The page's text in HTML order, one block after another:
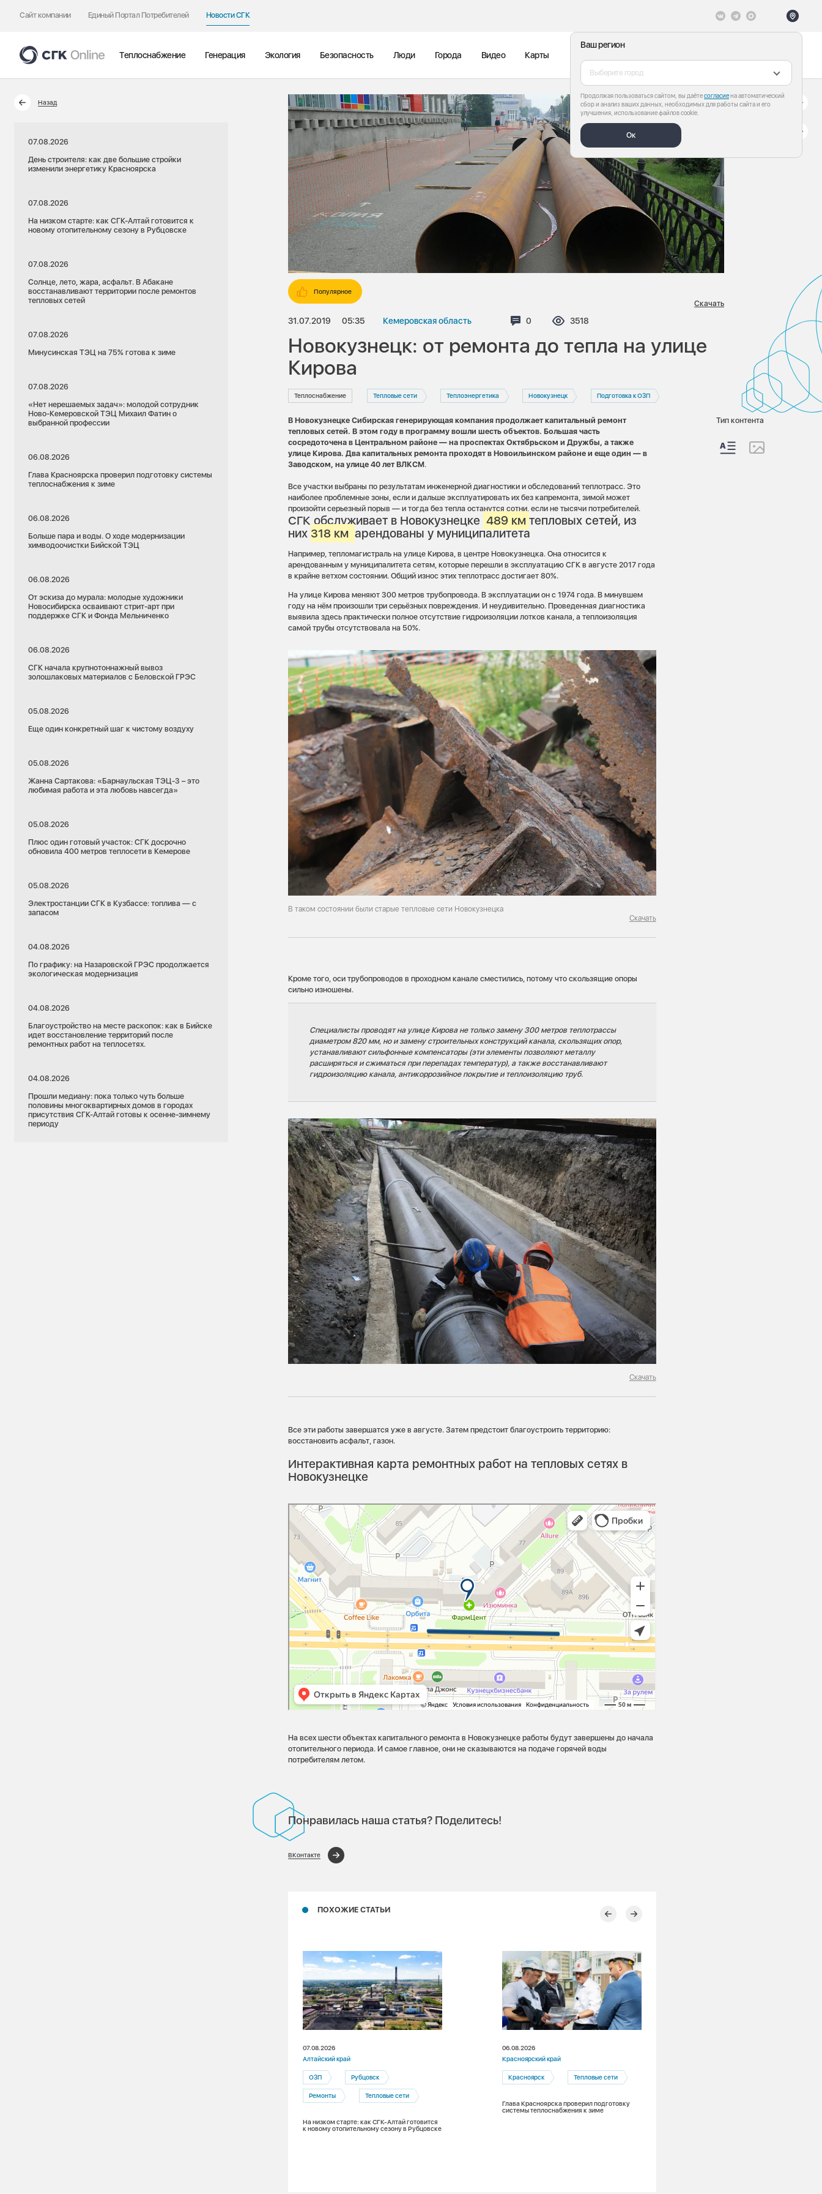
Сайт компании Единый Портал Потребителей Новости СГК
Ваш регион
Выберите город
Продолжая пользоваться сайтом, вы даётесогласиена автоматический
сбор и анализ ваших данных, необходимых для работы сайта и его
улучшения, использование файлов cookie.
Ок
Теплоснабжение Генерация Экология Безопасность Люди Города Видео Карты
Назад
07.08.2026
День строителя: как две большие стройки
изменили энергетику Красноярска
07.08.2026
На низком старте: как СГК-Алтай готовится к
новому отопительному сезону в Рубцовске
07.08.2026
Солнце, лето, жара, асфальт. В Абакане
восстанавливают территории после ремонтов
тепловых сетей
07.08.2026
Минусинская ТЭЦ на 75% готова к зиме
07.08.2026
«Нет нерешаемых задач»: молодой сотрудник
Ново-Кемеровской ТЭЦ Михаил Фатин о
выбранной профессии
06.08.2026
Глава Красноярска проверил подготовку системы
теплоснабжения к зиме
06.08.2026
Больше пара и воды. О ходе модернизации
химводоочистки Бийской ТЭЦ
06.08.2026
От эскиза до мурала: молодые художники
Новосибирска осваивают стрит-арт при
поддержке СГК и Фонда Мельниченко
06.08.2026
СГК начала крупнотоннажный вывоз
золошлаковых материалов с Беловской ГРЭС
05.08.2026
Еще один конкретный шаг к чистому воздуху
05.08.2026
Жанна Сартакова: «Барнаульская ТЭЦ-3 – это
любимая работа и эта любовь навсегда»
05.08.2026
Плюс один готовый участок: СГК досрочно
обновила 400 метров теплосети в Кемерове
05.08.2026
Электростанции СГК в Кузбассе: топлива — с
запасом
04.08.2026
По графику: на Назаровской ГРЭС продолжается
экологическая модернизация
04.08.2026
Благоустройство на месте раскопок: как в Бийске
идет восстановление территорий после
ремонтных работ на теплосетях.
04.08.2026
Прошли медиану: пока только чуть больше
половины многоквартирных домов в городах
присутствия СГК-Алтай готовы к осенне-зимнему
периоду
Популярное
31.07.2019 05:35 Кемеровская область Комментариев:
0 Просмотров:
3518
Скачать
Новокузнецк: от ремонта до тепла на улице
Кирова
Теплоснабжение Тепловые сети Теплоэнергетика Новокузнецк Подготовка к ОЗП
В Новокузнецке Сибирская генерирующая компания продолжает капитальный ремонт
тепловых сетей. В этом году в программу вошли шесть объектов. Большая часть
сосредоточена в Центральном районе — на проспектах Октябрьском и Дружбы, а также
улице Кирова. Два капитальных ремонта проходят в Новоильинском районе и еще один — в
Заводском, на улице 40 лет ВЛКСМ.
Все участки выбраны по результатам инженерной диагностики и обследований теплотрасс. Это
наиболее проблемные зоны, если и дальше эксплуатировать их без капремонта, зимой может
произойти серьезный порыв — и тогда без тепла останутся сотни, если не тысячи потребителей.
СГК обслуживает в Новокузнецке 489 кмтепловых сетей, из
них 318 кмарендованы у муниципалитета
Например, тепломагистраль на улице Кирова, в центре Новокузнецка. Она относится к
арендованным у муниципалитета сетям, которые перешли в эксплуатацию СГК в августе 2017 года
в крайне ветхом состоянии. Общий износ этих теплотрасс достигает 80%.
На улице Кирова меняют 300 метров трубопровода. В эксплуатации он с 1974 года. В минувшем
году на нём произошли три серьёзных повреждения. И неудивительно. Проведенная диагностика
выявила здесь практически полное отсутствие гидроизоляции лотков канала, а теплоизоляция
самой трубы отсутствовала на 50%.
В таком состоянии были старые тепловые сети Новокузнецка
Скачать
Кроме того, оси трубопроводов в проходном канале сместились, потому что скользящие опоры
сильно изношены.
Специалисты проводят на улице Кирова не только замену 300 метров теплотрассы
диаметром 820 мм, но и замену строительных конструкций канала, скользящих опор,
устанавливают сильфонные компенсаторы (эти элементы позволяют металлу
расширяться и сжиматься при перепадах температур), а также восстанавливают
гидроизоляцию канала, антикоррозийное покрытие и теплоизоляцию труб.
Скачать
Все эти работы завершатся уже в августе. Затем предстоит благоустроить территорию:
восстановить асфальт, газон.
Интерактивная карта ремонтных работ на тепловых сетях в
Новокузнецке
На всех шести объектах капитального ремонта в Новокузнецке работы будут завершены до начала
отопительного периода. И самое главное, они не сказываются на подаче горячей воды
потребителям летом.
Понравилась наша статья? Поделитесь!
ВКонтакте
ПОХОЖИЕ СТАТЬИ
07.08.2026
Алтайский край
ОЗП Рубцовск
Ремонты Тепловые сети
На низком старте: как СГК-Алтай готовится
к новому отопительному сезону в Рубцовске
06.08.2026
Красноярский край
Красноярск Тепловые сети
Глава Красноярска проверил подготовку
системы теплоснабжения к зиме
Тип контента